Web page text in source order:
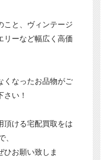
こと、ヴィンテージ
リーなど幅広く高価
くなったお品物がご
い！
頂ける宅配買取をは
、
ひお願い致しま